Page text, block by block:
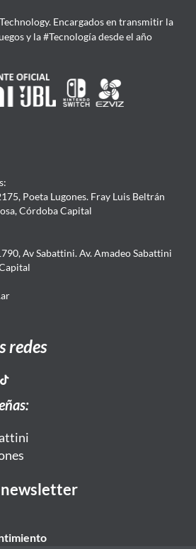
Encargados en transmitir la
y la #Tecnología desde el año
Poeta Lugones. Fray Luis Beltrán
Córdoba Capital
Av Sabattini. Av. Amadeo Sabattini
redes